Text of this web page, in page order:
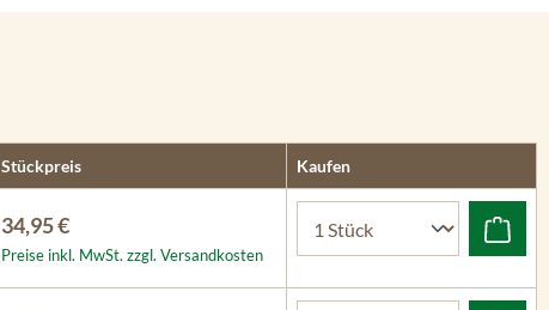
Stückpreis Kaufen
34,95 €
Preise inkl. MwSt. zzgl. Versandkosten